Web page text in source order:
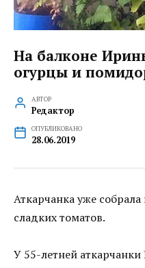
На балконе
огурцы и
АВТОР
Редактор
ОПУБЛИКОВАНО
28.06.2019
Аткарчанка уже
сладких томатов.
У 55-летней